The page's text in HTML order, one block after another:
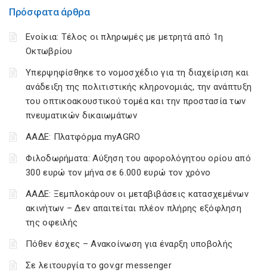
Πρόσφατα άρθρα
Ενοίκια: Τέλος οι πληρωμές με μετρητά από 1η
Οκτωβρίου
Υπερψηφίσθηκε το νομοσχέδιο για τη διαχείριση και
ανάδειξη της πολιτιστικής κληρονομιάς, την ανάπτυξη
του οπτικοακουστικού τομέα και την προστασία των
πνευματικών δικαιωμάτων
ΑΑΔΕ: Πλατφόρμα myAGRO
Φιλοδωρήματα: Αύξηση του αφορολόγητου ορίου από
300 ευρώ τον μήνα σε 6.000 ευρώ τον χρόνο
ΑΑΔΕ: Ξεμπλοκάρουν οι μεταβιβάσεις κατασχεμένων
ακινήτων – Δεν απαιτείται πλέον πλήρης εξόφληση
της οφειλής
Πόθεν έσχες – Ανακοίνωση για έναρξη υποβολής
Σε λειτουργία το gov.gr messenger